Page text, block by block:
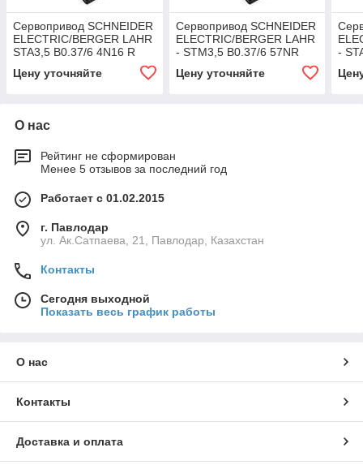
Сервопривод SCHNEIDER
ELECTRIC/BERGER LAHR
STA3,5 B0.37/6 4N16 R
Цену уточняйте
Сервопривод SCHNEIDER
ELECTRIC/BERGER LAHR
- STM3,5 B0.37/6 57NR
Цену уточняйте
-
О нас
Рейтинг не сформирован
Менее 5 отзывов за последний год
Работает с 01.02.2015
г. Павлодар
ул. Ак.Сатпаева, 21, Павлодар, Казахстан
Контакты
Сегодня выходной
Показать весь график работы
О нас
Контакты
Доставка и оплата